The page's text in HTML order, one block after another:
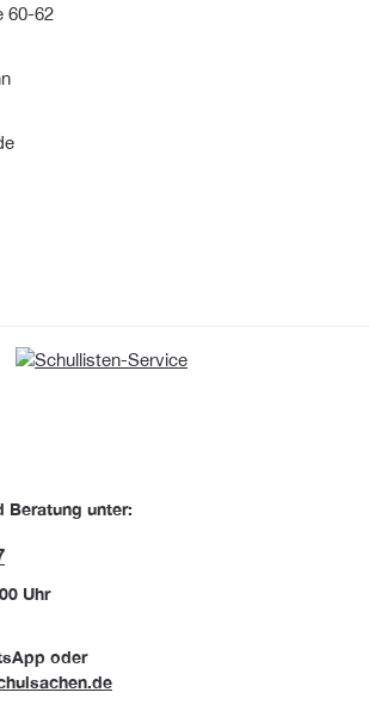
60-62
Beratung unter:
Uhr
oder